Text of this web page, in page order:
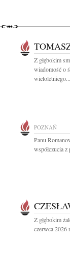
Z głębokim
wiadomość o
wieloletniego...
POZNAŃ
Panu
współczucia
Z głębokim
czerwca 2026